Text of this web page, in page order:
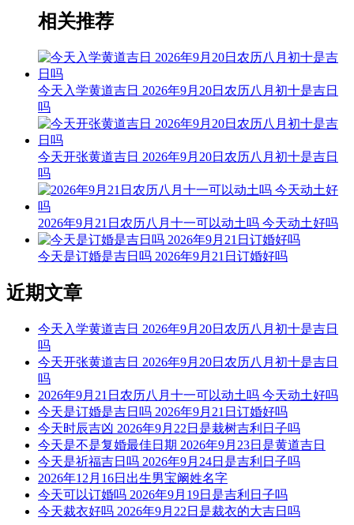
5时-7时 癸卯时： 沖鸡 煞西 时沖癸酉 日破
忌：日时相沖 诸事不宜
7时-9时 甲辰时： 沖狗 煞南 时沖甲戍 地兵 天地 武曲
宜：祭祀 祈福 合嵴 嫁娶 安葬
忌：修造 动土
9时-11时 乙巳时： 沖猪 煞东 时沖乙亥 不遇 朱雀 三合 木星
宜：祈福 求嗣 订婚 嫁娶 求财 开业 交易 安床
忌：赴任 出行 朱雀须用 凤凰符制 否则 诸事不宜
11时-13时 丙午时： 沖鼠 煞北 时沖丙子 旬空 路空 长生 金匮
宜：求嗣 嫁娶 移徙 入宅 开业 交易 修造 安葬 订婚
忌：赴任 出行 求财 祭祀 祈福 斋醮 开光
13时-15时 丁未时： 沖牛 煞西 时沖丁丑 旬空 路空 天德 宝光
宜：酬神 修造 作灶
忌：赴任 出行 求财 祭祀 祈福 斋醮 开光
15时-17时 戊申时： 沖虎 煞南 时沖戊寅 天贼 大退 天官 贵人
宜：赴任 出行 求财 见贵
相关推荐
今天入学黄道吉日 2026年9月20日农历八月初十是吉日
吗
今天开张黄道吉日 2026年9月20日农历八月初十是吉日
吗
2026年9月21日农历八月十一可以动土吗 今天动土好吗
今天是订婚是吉日吗 2026年9月21日订婚好吗
近期文章
今天入学黄道吉日 2026年9月20日农历八月初十是吉日
吗
今天开张黄道吉日 2026年9月20日农历八月初十是吉日
吗
2026年9月21日农历八月十一可以动土吗 今天动土好吗
今天是订婚是吉日吗 2026年9月21日订婚好吗
今天时辰吉凶 2026年9月22日是栽树吉利日子吗
今天是不是复婚最佳日期 2026年9月23日是黄道吉日
今天是祈福吉日吗 2026年9月24日是吉利日子吗
2026年12月16日出生男宝阚姓名字
今天可以订婚吗 2026年9月19日是吉利日子吗
今天裁衣好吗 2026年9月22日是裁衣的大吉日吗